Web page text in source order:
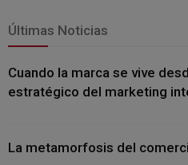
Últimas Noticias
Cuando la marca se vive
estratégico del marketing
La metamorfosis del